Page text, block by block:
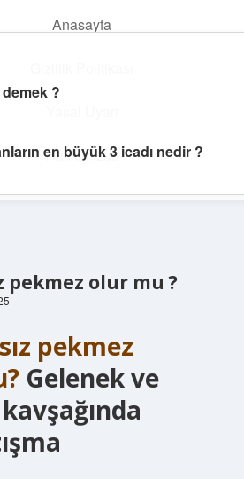
Anasayfa
Hakkımızda
pekmez olur mu ?
pekmez
Gelenek ve
?
en büyük 3 icadı nedir ?